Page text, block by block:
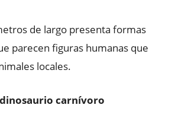
de largo presenta formas
parecen figuras humanas que
locales.
carnívoro